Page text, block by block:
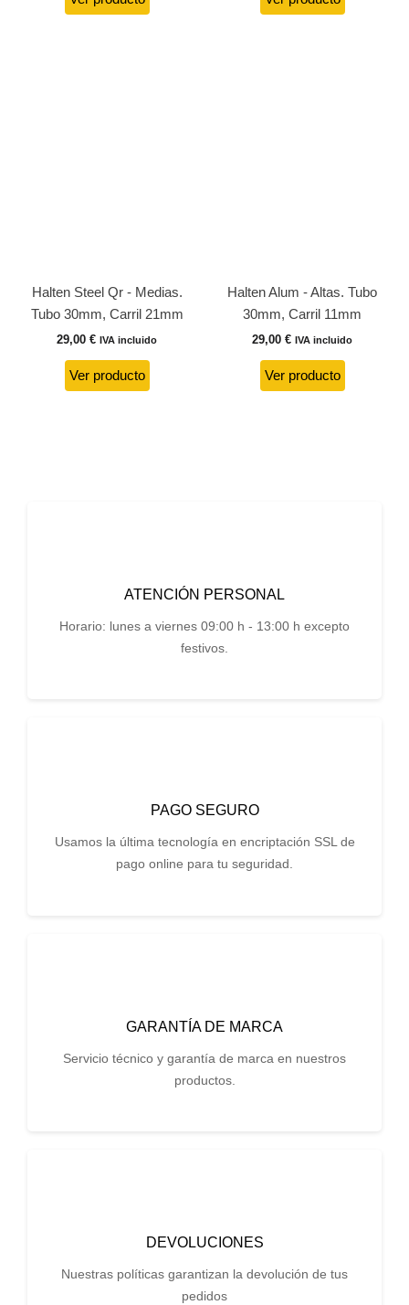
Halten Steel Qr - Medias.
Tubo 30mm, Carril 21mm
29,00 € IVA incluido
Ver producto
Halten Alum - Altas. Tubo
30mm, Carril 11mm
29,00 € IVA incluido
Ver producto
ATENCIÓN PERSONAL
Horario: lunes a viernes 09:00 h - 13:00 h excepto
festivos.
PAGO SEGURO
Usamos la última tecnología en encriptación SSL de
pago online para tu seguridad.
GARANTÍA DE MARCA
Servicio técnico y garantía de marca en nuestros
productos.
DEVOLUCIONES
Nuestras políticas garantizan la devolución de tus
pedidos